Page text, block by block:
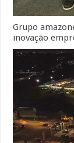
Grupo
inovação